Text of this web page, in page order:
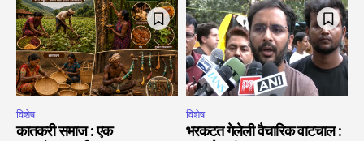
विशेष
कातकरी समाज : एक
विशेष
भरकटत गेलेली वैचारिक वाटचाल :